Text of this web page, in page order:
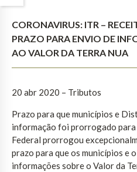
CORONAVIRUS: ITR –
PRAZO PARA ENVIO DE
AO VALOR DA TERRA NUA
20 abr 2020 – Tributos
Prazo para que municípios e
informação foi prorrogado
Federal prorrogou
prazo para que os municípios e
informações sobre o Valor da